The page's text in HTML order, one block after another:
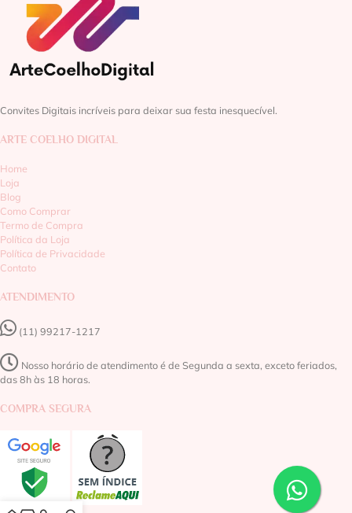
Convites Digitais incríveis para deixar sua festa inesquecível.
ARTE COELHO DIGITAL
Home
Loja
Blog
Como Comprar
Termo de Compra
Política da Loja
Política de Privacidade
Contato
ATENDIMENTO
(11) 99217-1217‬
Nosso horário de atendimento é de Segunda a sexta, exceto feriados,
das 8h às 18 horas.
COMPRA SEGURA